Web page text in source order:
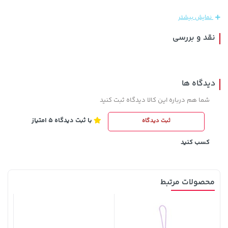
3,879,000 تومان خرید
141,000 تومان
نمایش بیشتر
نقد و بررسی
دیدگاه ها
شما هم درباره این کالا دیدگاه ثبت کنید
ثبت دیدگاه با ثبت دیدگاه 5 امتیاز
کسب کنید
محصولات مرتبط